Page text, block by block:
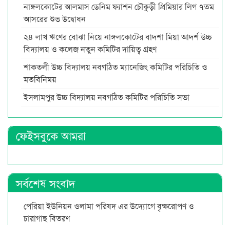
নাঙ্গলকোটের আলমাস ডেনিম ফ্যাশন চৌকুড়ী প্রিমিয়ার লিগ ৭তম
আসরের শুভ উদ্বোধন
২৪ লাখ ঋণের বোঝা নিয়ে নাঙ্গলকোটের বাদশা মিয়া আদর্শ উচ্চ
বিদ্যালয় ও কলেজ নতুন কমিটির দায়িত্ব গ্রহণ
শাকতলী উচ্চ বিদ্যালয় নবগঠিত ম্যানেজিং কমিটির পরিচিতি ও
মতবিনিময়
ইসলামপুর উচ্চ বিদ্যালয় নবগঠিত কমিটির পরিচিতি সভা
ফেইসবুকে আমরা
সর্বশেষ সংবাদ
পেরিয়া ইউনিয়ন ওলামা পরিষদ এর উদ্যোগে বৃক্ষরোপণ ও
চারাগাছ বিতরণ